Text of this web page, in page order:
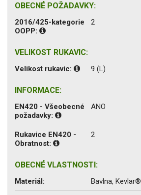
OBECNÉ POŽADAVKY:
2016/425-kategorie
OOPP:
2
VELIKOST RUKAVIC:
Velikost rukavic: 9 (L)
INFORMACE:
EN420 - Všeobecné
požadavky:
ANO
Rukavice EN420 -
Obratnost:
2
OBECNÉ VLASTNOSTI:
Materiál: Bavlna, Kevlar®